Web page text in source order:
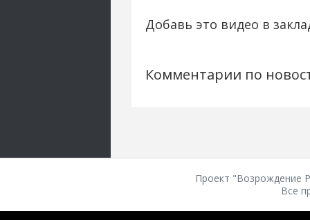
Добавь это видео в
Комментарии по
Проект "Возрождение
Все